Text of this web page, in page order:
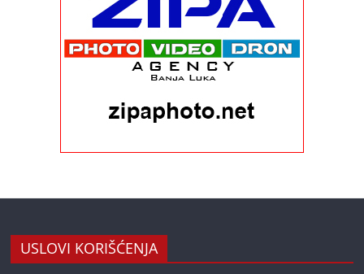
USLOVI KORIŠĆENJA